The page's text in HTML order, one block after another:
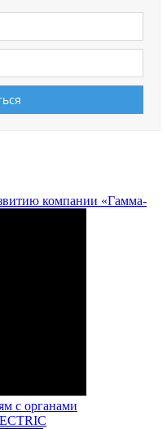
компании «Гамма-
с органами